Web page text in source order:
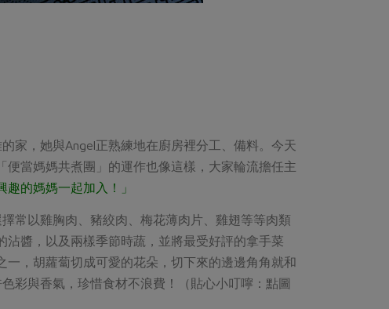
家，她與Angel正熟練地在廚房裡分工、備料。今天
當媽媽共煮團」的運作也像這樣，大家輪流擔任主
的媽媽一起加入！」
常以雞胸肉、豬絞肉、梅花薄肉片、雞翅等等肉類
醬，以及兩樣季節時蔬，並將最受好評的拿手菜
一，胡蘿蔔切成可愛的花朵，切下來的邊邊角角就和
彩與香氣，珍惜食材不浪費！（貼心小叮嚀：點圖